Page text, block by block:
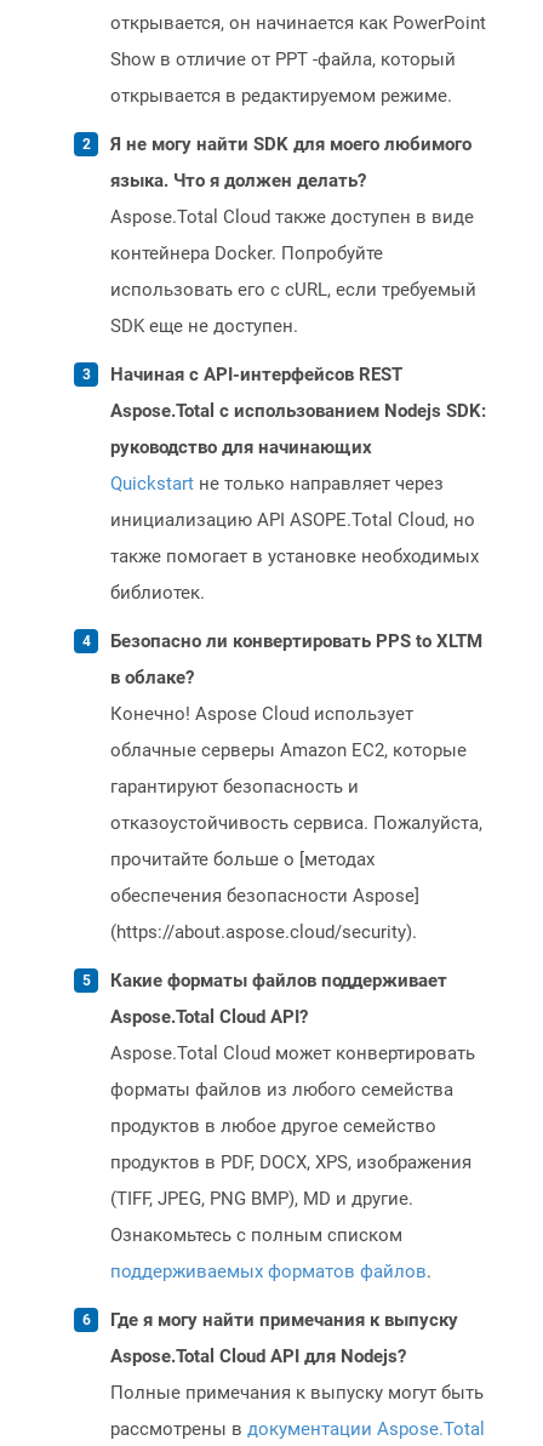
открывается, он начинается как PowerPoint
Show в отличие от PPT -файла, который
открывается в редактируемом режиме.
Я не могу найти SDK для моего любимого
языка. Что я должен делать?
Aspose.Total Cloud также доступен в виде
контейнера Docker. Попробуйте
использовать его с cURL, если требуемый
SDK еще не доступен.
Начиная с API-интерфейсов REST
Aspose.Total с использованием Nodejs SDK:
руководство для начинающих
Quickstart не только направляет через
инициализацию API ASOPE.Total Cloud, но
также помогает в установке необходимых
библиотек.
Безопасно ли конвертировать PPS to XLTM
в облаке?
Конечно! Aspose Cloud использует
облачные серверы Amazon EC2, которые
гарантируют безопасность и
отказоустойчивость сервиса. Пожалуйста,
прочитайте больше о [методах
обеспечения безопасности Aspose]
(https://about.aspose.cloud/security).
Какие форматы файлов поддерживает
Aspose.Total Cloud API?
Aspose.Total Cloud может конвертировать
форматы файлов из любого семейства
продуктов в любое другое семейство
продуктов в PDF, DOCX, XPS, изображения
(TIFF, JPEG, PNG BMP), MD и другие.
Ознакомьтесь с полным списком
поддерживаемых форматов файлов.
Где я могу найти примечания к выпуску
Aspose.Total Cloud API для Nodejs?
Полные примечания к выпуску могут быть
рассмотрены в документации Aspose.Total